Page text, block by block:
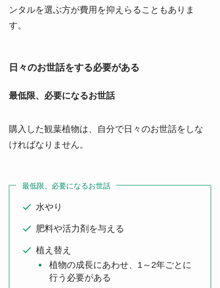
ンタルを選ぶ方が費用を抑えらることもありま
す。
日々のお世話をする必要がある
最低限、必要になるお世話
購入した観葉植物は、自分で日々のお世話をしな
ければなりません。
最低限、必要になるお世話
水やり
肥料や活力剤を与える
植え替え
植物の成長にあわせ、1～2年ごとに
行う必要がある